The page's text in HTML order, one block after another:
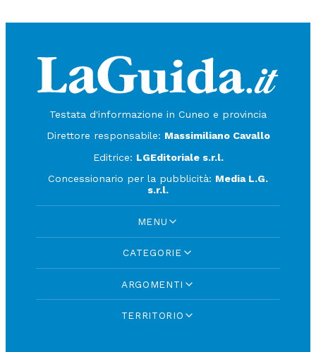
Testata d'informazione in Cuneo e provincia
Direttore responsabile: Massimiliano Cavallo
Editrice: LGEditoriale s.r.l.
Concessionario per la pubblicità: Media L.G.
s.r.l.
MENU
CATEGORIE
ARGOMENTI
TERRITORIO